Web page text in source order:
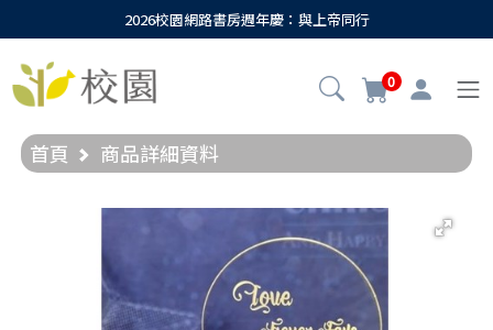
2026校園網路書房週年慶：與上帝同行
0
首頁 商品詳細資料